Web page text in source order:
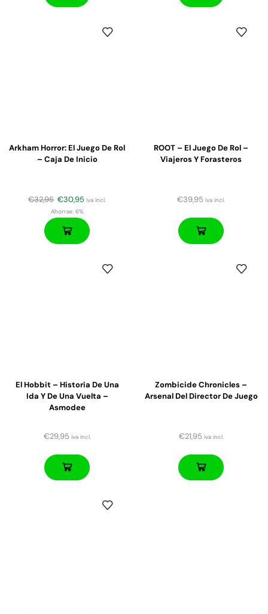
Arkham Horror: El Juego De Rol
– Caja De Inicio
€32,95 €30,95 iva incl.
Ahorras:6%
ROOT – El Juego De Rol –
Viajeros Y Forasteros
€39,95 iva incl.
El Hobbit – Historia De Una
Ida Y De Una Vuelta –
Asmodee
€29,95 iva incl.
Zombicide Chronicles –
Arsenal Del Director De Juego
€21,95 iva incl.